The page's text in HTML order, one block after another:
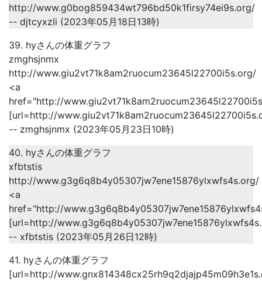
http://www.g0bog859434wt796bd50k1firsy74ei9s.org/
-- djtcyxzli (2023年05月18日13時)
39. hyさんの体重グラフ
zmghsjnmx
http://www.giu2vt71k8am2ruocum23645l22700i5s.org/
<a
href="http://
[url=http://
-- zmghsjnmx (2023年05月23日10時)
40. hyさんの体重グラフ
xfbtstis
http://www.g3g6q8b4y05307jw7ene15876ylxwfs4s.org/
<a
href="http://
[url=http://
-- xfbtstis (2023年05月26日12時)
41. hyさんの体重グラフ
[url=http://